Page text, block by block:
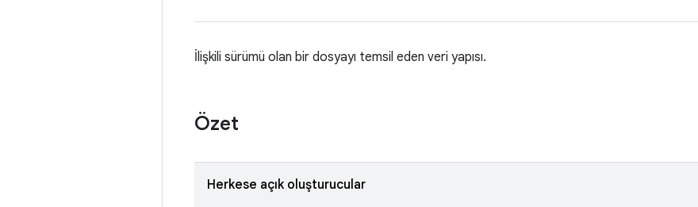
İlişkili sürümü olan bir dosyayı temsil eden veri yapısı.
Özet
Herkese açık oluşturucular